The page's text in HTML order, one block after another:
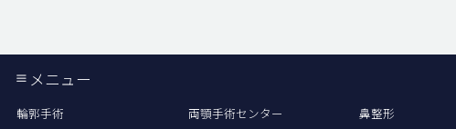
メニュー
輪郭手術 両顎手術センター 鼻整形